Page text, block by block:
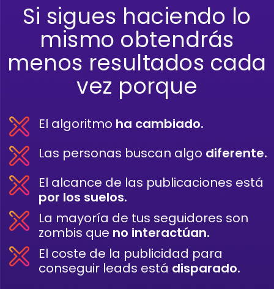
Si sigues haciendo lo
mismo obtendrás
menos resultados cada
vez porque
El algoritmo ha cambiado.
Las personas buscan algo diferente.
El alcance de las publicaciones está
por los suelos.
La mayoría de tus seguidores son
zombis que no interactúan.
El coste de la publicidad para
conseguir leads está disparado.